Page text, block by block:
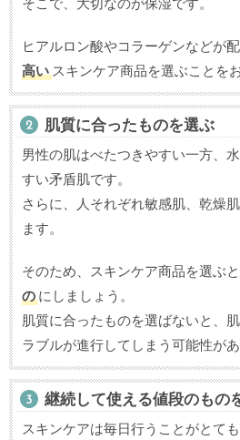
ヒアルロン酸やコラーゲンなどが配
高い スキンケア商品を選ぶことを
肌質に合ったものを選ぶ
男性の肌はべたつきやすい一方、
すい矛盾肌です。
さらに、人それぞれ敏感肌、乾燥
ます。
そのため、スキンケア商品を選ぶ
の にしましょう。
肌質に合ったものを選ばないと、
ラブルが進行してしまう可能性があ
継続して使える値段のもの
スキンケアは毎日行うことがとて